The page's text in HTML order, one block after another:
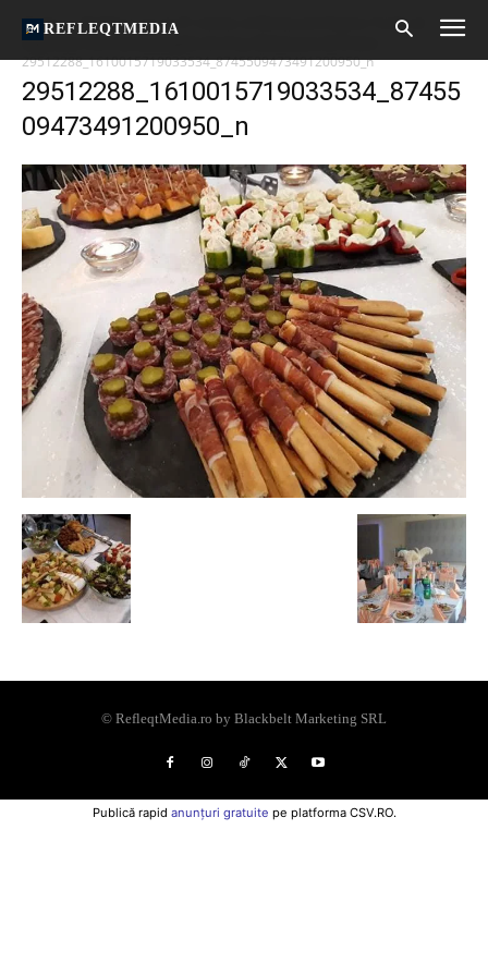
REFLEQTMEDIA
Home
Haideți și voi, în 31 martie, la Restaurant Expres Turda să
degustați noul meniu pregătit de Anca Babaioana & Echipa
29512288_1610015719033534_8745509473491200950_n
29512288_1610015719033534_87455
09473491200950_n
© RefleqtMedia.ro by Blackbelt Marketing SRL
Publică rapid anunțuri gratuite pe platforma CSV.RO.